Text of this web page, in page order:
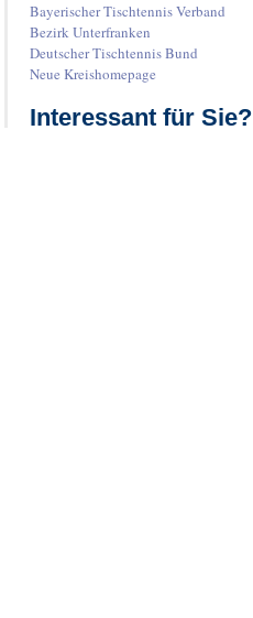
Bayerischer Tischtennis Verband
Bezirk Unterfranken
Deutscher Tischtennis Bund
Neue Kreishomepage
Interessant für Sie?